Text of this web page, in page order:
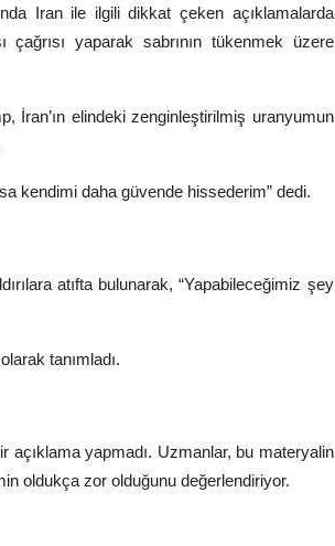
Iranile ilgili dikkat çeken açıklamalarda
yaparak sabrının tükenmek üzere
İran’ın elindeki zenginleştirilmiş uranyumun
kendimi daha güvende hissederim” dedi.
atıfta bulunarak, “Yapabileceğimiz şey
tanımladı.
açıklama yapmadı. Uzmanlar, bu materyalin
oldukça zor olduğunu değerlendiriyor.